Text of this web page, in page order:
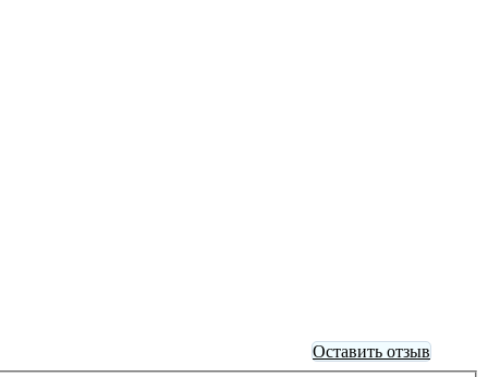
Оставить отзыв